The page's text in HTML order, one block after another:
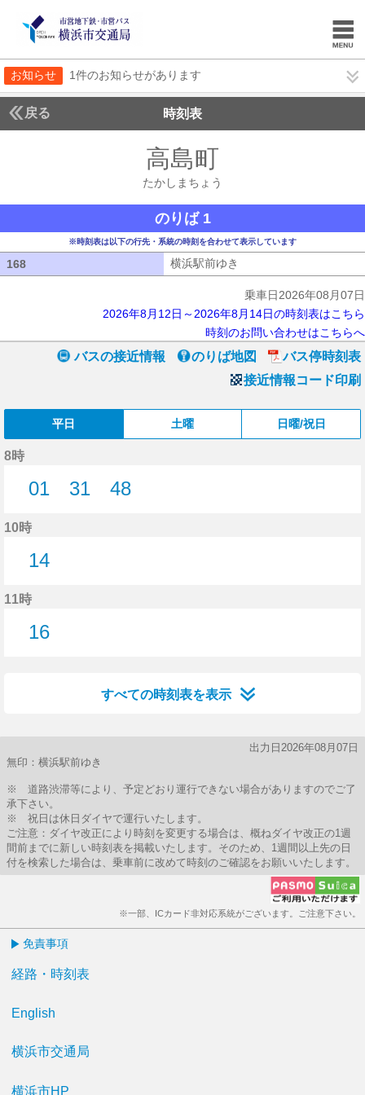
お知らせ 1件のお知らせがあります
戻る 時刻表
高島町
たかしまちょう
のりば 1
※時刻表は以下の行先・系統の時刻を合わせて表示しています
168 横浜駅前ゆき
乗車日2026年08月07日
2026年8月12日～2026年8月14日の時刻表はこちら
時刻のお問い合わせはこちらへ
バスの接近情報 のりば地図
バス停時刻表
接近情報コード印刷
平日 土曜 日曜/祝日
8時
01
31
48
10時
14
11時
16
すべての時刻表を表示
出力日2026年08月07日
無印：横浜駅前ゆき
※ 道路渋滞等により、予定どおり運行できない場合がありますのでご了
承下さい。
※ 祝日は休日ダイヤで運行いたします。
ご注意：ダイヤ改正により時刻を変更する場合は、概ねダイヤ改正の1週
間前までに新しい時刻表を掲載いたします。そのため、1週間以上先の日
付を検索した場合は、乗車前に改めて時刻のご確認をお願いいたします。
※一部、ICカード非対応系統がございます。ご注意下さい。
免責事項
経路・時刻表
English
横浜市交通局
横浜市HP